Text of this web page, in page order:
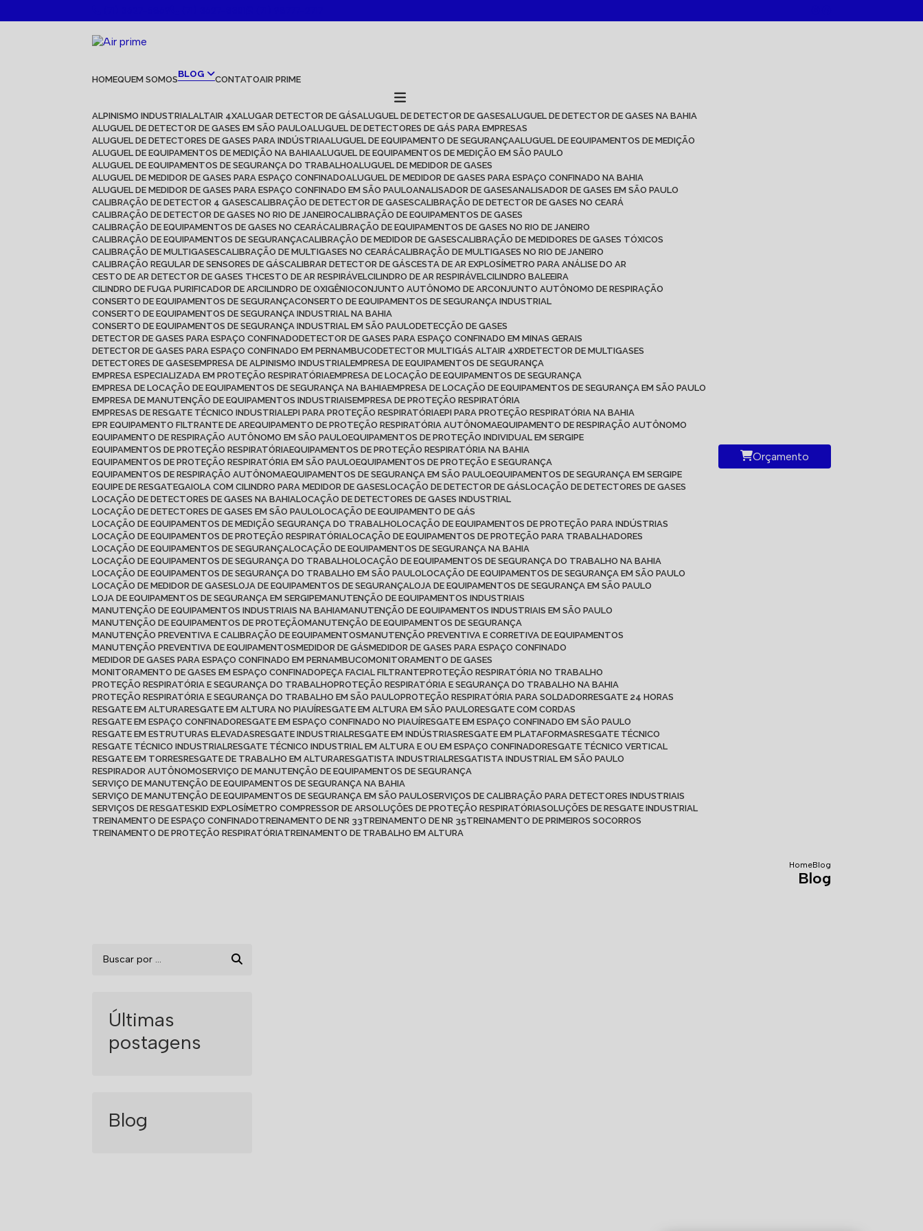
HOME QUEM SOMOS
BLOG
CONTATO AIR PRIME
ALPINISMO INDUSTRIAL ALTAIR 4X ALUGAR DETECTOR DE GÁS ALUGUEL DE DETECTOR DE GASES ALUGUEL DE DETECTOR DE GASES NA BAHIA
ALUGUEL DE DETECTOR DE GASES EM SÃO PAULO ALUGUEL DE DETECTORES DE GÁS PARA EMPRESAS
ALUGUEL DE DETECTORES DE GASES PARA INDÚSTRIA ALUGUEL DE EQUIPAMENTO DE SEGURANÇA ALUGUEL DE EQUIPAMENTOS DE MEDIÇÃO
ALUGUEL DE EQUIPAMENTOS DE MEDIÇÃO NA BAHIA ALUGUEL DE EQUIPAMENTOS DE MEDIÇÃO EM SÃO PAULO
ALUGUEL DE EQUIPAMENTOS DE SEGURANÇA DO TRABALHO ALUGUEL DE MEDIDOR DE GASES
ALUGUEL DE MEDIDOR DE GASES PARA ESPAÇO CONFINADO ALUGUEL DE MEDIDOR DE GASES PARA ESPAÇO CONFINADO NA BAHIA
ALUGUEL DE MEDIDOR DE GASES PARA ESPAÇO CONFINADO EM SÃO PAULO ANALISADOR DE GASES ANALISADOR DE GASES EM SÃO PAULO
CALIBRAÇÃO DE DETECTOR 4 GASES CALIBRAÇÃO DE DETECTOR DE GASES CALIBRAÇÃO DE DETECTOR DE GASES NO CEARÁ
CALIBRAÇÃO DE DETECTOR DE GASES NO RIO DE JANEIRO CALIBRAÇÃO DE EQUIPAMENTOS DE GASES
CALIBRAÇÃO DE EQUIPAMENTOS DE GASES NO CEARÁ CALIBRAÇÃO DE EQUIPAMENTOS DE GASES NO RIO DE JANEIRO
CALIBRAÇÃO DE EQUIPAMENTOS DE SEGURANÇA CALIBRAÇÃO DE MEDIDOR DE GASES CALIBRAÇÃO DE MEDIDORES DE GASES TÓXICOS
CALIBRAÇÃO DE MULTIGASES CALIBRAÇÃO DE MULTIGASES NO CEARÁ CALIBRAÇÃO DE MULTIGASES NO RIO DE JANEIRO
CALIBRAÇÃO REGULAR DE SENSORES DE GÁS CALIBRAR DETECTOR DE GÁS CESTA DE AR EXPLOSÍMETRO PARA ANÁLISE DO AR
CESTO DE AR DETECTOR DE GASES TH CESTO DE AR RESPIRÁVEL CILINDRO DE AR RESPIRÁVEL CILINDRO BALEEIRA
CILINDRO DE FUGA PURIFICADOR DE AR CILINDRO DE OXIGÊNIO CONJUNTO AUTÔNOMO DE AR CONJUNTO AUTÔNOMO DE RESPIRAÇÃO
CONSERTO DE EQUIPAMENTOS DE SEGURANÇA CONSERTO DE EQUIPAMENTOS DE SEGURANÇA INDUSTRIAL
CONSERTO DE EQUIPAMENTOS DE SEGURANÇA INDUSTRIAL NA BAHIA
CONSERTO DE EQUIPAMENTOS DE SEGURANÇA INDUSTRIAL EM SÃO PAULO DETECÇÃO DE GASES
DETECTOR DE GASES PARA ESPAÇO CONFINADO DETECTOR DE GASES PARA ESPAÇO CONFINADO EM MINAS GERAIS
DETECTOR DE GASES PARA ESPAÇO CONFINADO EM PERNAMBUCO DETECTOR MULTIGÁS ALTAIR 4XR DETECTOR DE MULTIGASES
DETECTORES DE GASES EMPRESA DE ALPINISMO INDUSTRIAL EMPRESA DE EQUIPAMENTOS DE SEGURANÇA
EMPRESA ESPECIALIZADA EM PROTEÇÃO RESPIRATÓRIA EMPRESA DE LOCAÇÃO DE EQUIPAMENTOS DE SEGURANÇA
EMPRESA DE LOCAÇÃO DE EQUIPAMENTOS DE SEGURANÇA NA BAHIA EMPRESA DE LOCAÇÃO DE EQUIPAMENTOS DE SEGURANÇA EM SÃO PAULO
EMPRESA DE MANUTENÇÃO DE EQUIPAMENTOS INDUSTRIAIS EMPRESA DE PROTEÇÃO RESPIRATÓRIA
EMPRESAS DE RESGATE TÉCNICO INDUSTRIAL EPI PARA PROTEÇÃO RESPIRATÓRIA EPI PARA PROTEÇÃO RESPIRATÓRIA NA BAHIA
EPR EQUIPAMENTO FILTRANTE DE AR EQUIPAMENTO DE PROTEÇÃO RESPIRATÓRIA AUTÔNOMA EQUIPAMENTO DE RESPIRAÇÃO AUTÔNOMO
EQUIPAMENTO DE RESPIRAÇÃO AUTÔNOMO EM SÃO PAULO EQUIPAMENTOS DE PROTEÇÃO INDIVIDUAL EM SERGIPE
EQUIPAMENTOS DE PROTEÇÃO RESPIRATÓRIA EQUIPAMENTOS DE PROTEÇÃO RESPIRATÓRIA NA BAHIA
EQUIPAMENTOS DE PROTEÇÃO RESPIRATÓRIA EM SÃO PAULO EQUIPAMENTOS DE PROTEÇÃO E SEGURANÇA
EQUIPAMENTOS DE RESPIRAÇÃO AUTÔNOMA EQUIPAMENTOS DE SEGURANÇA EM SÃO PAULO EQUIPAMENTOS DE SEGURANÇA EM SERGIPE
EQUIPE DE RESGATE
GAIOLA COM CILINDRO PARA MEDIDOR DE GASES LOCAÇÃO DE DETECTOR DE GÁS LOCAÇÃO DE DETECTORES DE GASES
LOCAÇÃO DE DETECTORES DE GASES NA BAHIA LOCAÇÃO DE DETECTORES DE GASES INDUSTRIAL
LOCAÇÃO DE DETECTORES DE GASES EM SÃO PAULO LOCAÇÃO DE EQUIPAMENTO DE GÁS
LOCAÇÃO DE EQUIPAMENTOS DE MEDIÇÃO SEGURANÇA DO TRABALHO LOCAÇÃO DE EQUIPAMENTOS DE PROTEÇÃO PARA INDÚSTRIAS
LOCAÇÃO DE EQUIPAMENTOS DE PROTEÇÃO RESPIRATÓRIA LOCAÇÃO DE EQUIPAMENTOS DE PROTEÇÃO PARA TRABALHADORES
LOCAÇÃO DE EQUIPAMENTOS DE SEGURANÇA LOCAÇÃO DE EQUIPAMENTOS DE SEGURANÇA NA BAHIA
LOCAÇÃO DE EQUIPAMENTOS DE SEGURANÇA DO TRABALHO LOCAÇÃO DE EQUIPAMENTOS DE SEGURANÇA DO TRABALHO NA BAHIA
LOCAÇÃO DE EQUIPAMENTOS DE SEGURANÇA DO TRABALHO EM SÃO PAULO LOCAÇÃO DE EQUIPAMENTOS DE SEGURANÇA EM SÃO PAULO
LOCAÇÃO DE MEDIDOR DE GASES LOJA DE EQUIPAMENTOS DE SEGURANÇA LOJA DE EQUIPAMENTOS DE SEGURANÇA EM SÃO PAULO
LOJA DE EQUIPAMENTOS DE SEGURANÇA EM SERGIPE
MANUTENÇÃO DE EQUIPAMENTOS INDUSTRIAIS
MANUTENÇÃO DE EQUIPAMENTOS INDUSTRIAIS NA BAHIA
MANUTENÇÃO DE EQUIPAMENTOS INDUSTRIAIS EM SÃO PAULO
MANUTENÇÃO DE EQUIPAMENTOS DE PROTEÇÃO
MANUTENÇÃO DE EQUIPAMENTOS DE SEGURANÇA
MANUTENÇÃO PREVENTIVA E CALIBRAÇÃO DE EQUIPAMENTOS
MANUTENÇÃO PREVENTIVA E CORRETIVA DE EQUIPAMENTOS
MANUTENÇÃO PREVENTIVA DE EQUIPAMENTOS
MEDIDOR DE GÁS
MEDIDOR DE GASES PARA ESPAÇO CONFINADO
MEDIDOR DE GASES PARA ESPAÇO CONFINADO EM PERNAMBUCO
MONITORAMENTO DE GASES
MONITORAMENTO DE GASES EM ESPAÇO CONFINADO PEÇA FACIAL FILTRANTE PROTEÇÃO RESPIRATÓRIA NO TRABALHO
PROTEÇÃO RESPIRATÓRIA E SEGURANÇA DO TRABALHO PROTEÇÃO RESPIRATÓRIA E SEGURANÇA DO TRABALHO NA BAHIA
PROTEÇÃO RESPIRATÓRIA E SEGURANÇA DO TRABALHO EM SÃO PAULO PROTEÇÃO RESPIRATÓRIA PARA SOLDADOR RESGATE 24 HORAS
RESGATE EM ALTURA RESGATE EM ALTURA NO PIAUÍ RESGATE EM ALTURA EM SÃO PAULO RESGATE COM CORDAS
RESGATE EM ESPAÇO CONFINADO RESGATE EM ESPAÇO CONFINADO NO PIAUÍ RESGATE EM ESPAÇO CONFINADO EM SÃO PAULO
RESGATE EM ESTRUTURAS ELEVADAS RESGATE INDUSTRIAL RESGATE EM INDÚSTRIAS RESGATE EM PLATAFORMAS RESGATE TÉCNICO
RESGATE TÉCNICO INDUSTRIAL RESGATE TÉCNICO INDUSTRIAL EM ALTURA E OU EM ESPAÇO CONFINADO RESGATE TÉCNICO VERTICAL
RESGATE EM TORRES RESGATE DE TRABALHO EM ALTURA RESGATISTA INDUSTRIAL RESGATISTA INDUSTRIAL EM SÃO PAULO
RESPIRADOR AUTÔNOMO SERVIÇO DE MANUTENÇÃO DE EQUIPAMENTOS DE SEGURANÇA
SERVIÇO DE MANUTENÇÃO DE EQUIPAMENTOS DE SEGURANÇA NA BAHIA
SERVIÇO DE MANUTENÇÃO DE EQUIPAMENTOS DE SEGURANÇA EM SÃO PAULO SERVIÇOS DE CALIBRAÇÃO PARA DETECTORES INDUSTRIAIS
SERVIÇOS DE RESGATE SKID EXPLOSÍMETRO COMPRESSOR DE AR SOLUÇÕES DE PROTEÇÃO RESPIRATÓRIA SOLUÇÕES DE RESGATE INDUSTRIAL
TREINAMENTO DE ESPAÇO CONFINADO
TREINAMENTO DE NR 33 TREINAMENTO DE NR 35
TREINAMENTO DE PRIMEIROS SOCORROS
TREINAMENTO DE PROTEÇÃO RESPIRATÓRIA
TREINAMENTO DE TRABALHO EM ALTURA
Orçamento
HomeBlog
Blog
Últimas
postagens
Blog